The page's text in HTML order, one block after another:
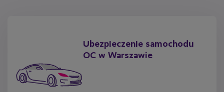
Ubezpieczenie samochodu
OC w Warszawie